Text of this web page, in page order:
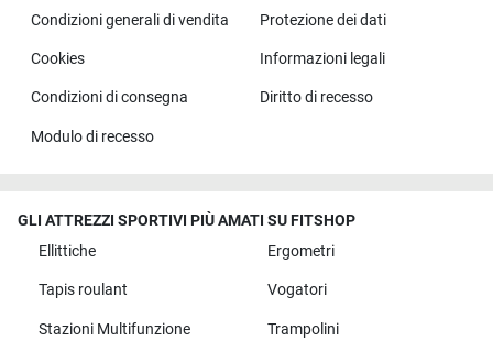
Condizioni generali di vendita
Protezione dei dati
Cookies Informazioni legali
Condizioni di consegna Diritto di recesso
Modulo di recesso
GLI ATTREZZI SPORTIVI PIÙ AMATI SU FITSHOP
Ellittiche
Ergometri
Tapis roulant Vogatori
Stazioni Multifunzione Trampolini